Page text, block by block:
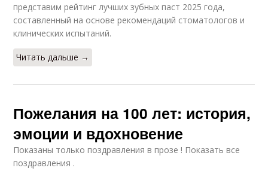
представим рейтинг лучших зубных паст 2025 года,
составленный на основе рекомендаций стоматологов и
клинических испытаний.
Читать дальше →
Пожелания на 100 лет: история,
эмоции и вдохновение
Показаны только поздравления в прозе ! Показать все
поздравления .